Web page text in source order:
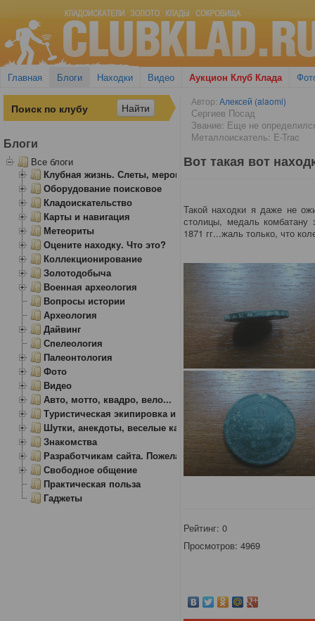
Главная Блоги Находки Видео Аукцион Клуб Клада
Автор: Алексей (alaomi)
Сергиев Посад
Звание: Еще не
Металлоискатель: E-Trac
Вот такая вот
Такой находки я даже не
столицы, медаль комбатану
1871 гг...жаль только, что
Рейтинг:0
Просмотров: 4969
Блоги
Все блоги
Клубная жизнь. Слеты, мероприятия
Оборудование поисковое
Кладоискательство
Карты и навигация
Метеориты
Оцените находку. Что это?
Коллекционирование
Золотодобыча
Военная археология
Вопросы истории
Археология
Дайвинг
Спелеология
Палеонтология
Фото
Видео
Авто, мотто, квадро, вело...
Туристическая экипировка и снаряжение
Шутки, анекдоты, веселые картинки
Знакомства
Разработчикам сайта. Пожелания, замечания.
Свободное общение
Практическая польза
Гаджеты